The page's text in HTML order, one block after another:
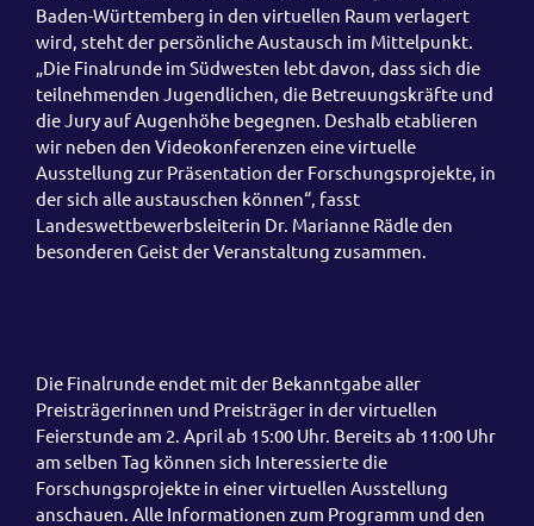
Baden-Württemberg in den virtuellen Raum verlagert
wird, steht der persönliche Austausch im Mittelpunkt.
„Die Finalrunde im Südwesten lebt davon, dass sich die
teilnehmenden Jugendlichen, die Betreuungskräfte und
die Jury auf Augenhöhe begegnen. Deshalb etablieren
wir neben den Videokonferenzen eine virtuelle
Ausstellung zur Präsentation der Forschungsprojekte, in
der sich alle austauschen können“, fasst
Landeswettbewerbsleiterin Dr. Marianne Rädle den
besonderen Geist der Veranstaltung zusammen.
Die Finalrunde endet mit der Bekanntgabe aller
Preisträgerinnen und Preisträger in der virtuellen
Feierstunde am 2. April ab 15:00 Uhr. Bereits ab 11:00 Uhr
am selben Tag können sich Interessierte die
Forschungsprojekte in einer virtuellen Ausstellung
anschauen. Alle Informationen zum Programm und den